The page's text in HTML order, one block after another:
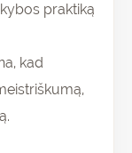
praktiką
kad